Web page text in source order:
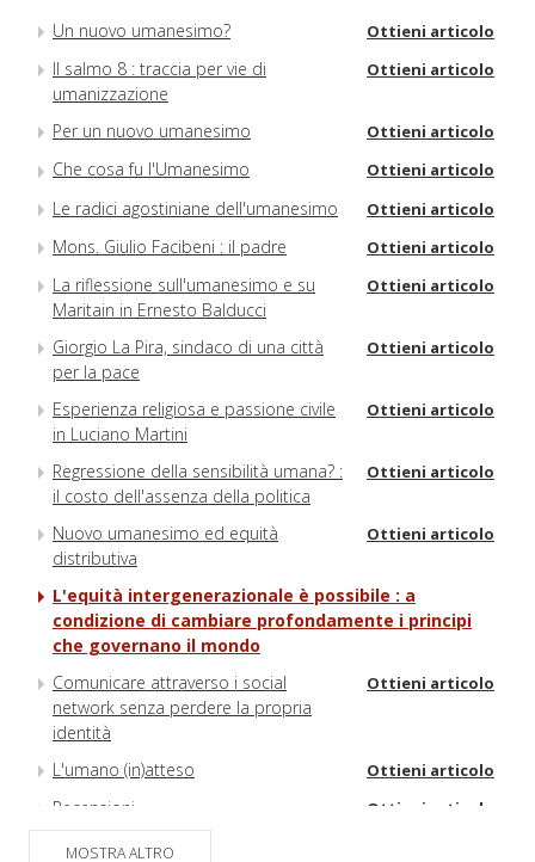
Un nuovo umanesimo? Ottieni articolo
Il salmo 8 : traccia per vie di
umanizzazione
Ottieni articolo
Per un nuovo umanesimo Ottieni articolo
Che cosa fu l'Umanesimo Ottieni articolo
Le radici agostiniane dell'umanesimo Ottieni articolo
Mons. Giulio Facibeni : il padre Ottieni articolo
La riflessione sull'umanesimo e su
Maritain in Ernesto Balducci
Ottieni articolo
Giorgio La Pira, sindaco di una città
per la pace
Ottieni articolo
Esperienza religiosa e passione civile
in Luciano Martini
Ottieni articolo
Regressione della sensibilità umana? :
il costo dell'assenza della politica
Ottieni articolo
Nuovo umanesimo ed equità
distributiva
Ottieni articolo
L'equità intergenerazionale è possibile : a
condizione di cambiare profondamente i principi
che governano il mondo
Comunicare attraverso i social
network senza perdere la propria
identità
Ottieni articolo
L'umano (in)atteso Ottieni articolo
Recensioni Ottieni articolo
Santità laica di Firenze
MOSTRA ALTRO